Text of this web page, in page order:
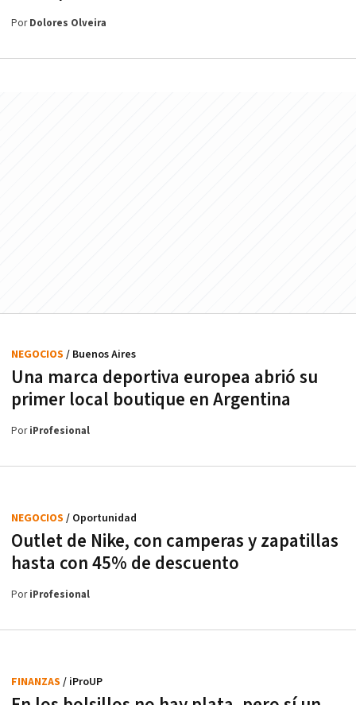
PorDolores Olveira
Una marca deportiva europea abrió su
primer local boutique en Argentina
NEGOCIOS / Buenos Aires
PoriProfesional
Outlet de Nike, con camperas y zapatillas
hasta con 45% de descuento
NEGOCIOS / Oportunidad
PoriProfesional
FINANZAS / iProUP